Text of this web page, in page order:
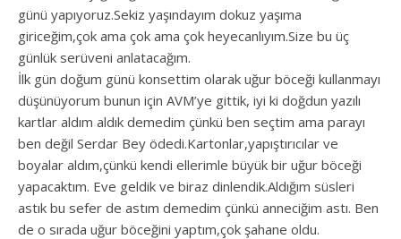
günü yapıyoruz.Sekiz yaşındayım dokuz yaşıma
giriceğim,çok ama çok ama çok heyecanlıyım.Size bu üç
günlük serüveni anlatacağım.
İlk gün doğum günü konsettim olarak uğur böceği kullanmayı
düşünüyorum bunun için AVM’ye gittik, iyi ki doğdun yazılı
kartlar aldım aldık demedim çünkü ben seçtim ama parayı
ben değil Serdar Bey ödedi.Kartonlar,yapıştırıcılar ve
boyalar aldım,çünkü kendi ellerimle büyük bir uğur böceği
yapacaktım. Eve geldik ve biraz dinlendik.Aldığım süsleri
astık bu sefer de astım demedim çünkü anneciğim astı. Ben
de o sırada uğur böceğini yaptım,çok şahane oldu.